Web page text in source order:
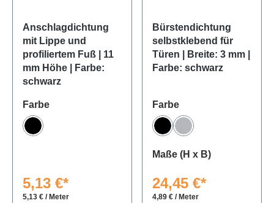
Anschlagdichtung
mit Lippe und
profiliertem Fuß | 11
mm Höhe | Farbe:
schwarz
Farbeauswählen
Schwarz
5,13 €*
5,13 € / Meter
Bürstendichtung
selbstklebend für
Türen | Breite: 3 mm |
Farbe: schwarz
Farbeauswählen
Schwarz
Grau
Maße (H x B)auswählen
24,45 €*
4,89 € / Meter